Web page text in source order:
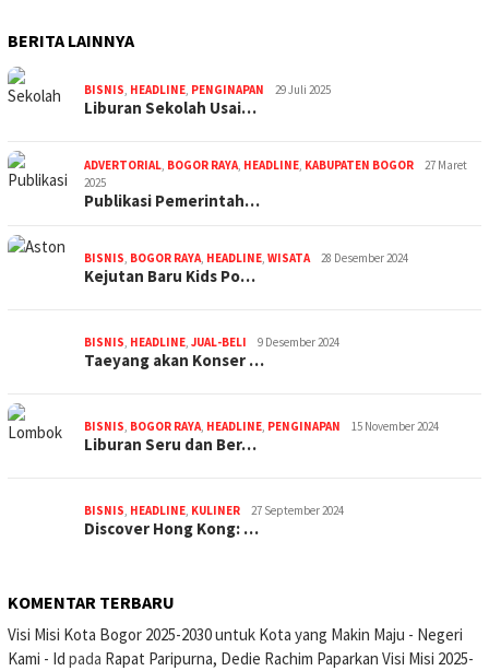
BERITA LAINNYA
BISNIS, HEADLINE, PENGINAPAN 29 Juli 2025
Liburan Sekolah Usai…
ADVERTORIAL, BOGOR RAYA, HEADLINE, KABUPATEN BOGOR
27 Maret
2025
Publikasi Pemerintah…
BISNIS, BOGOR RAYA, HEADLINE, WISATA 28 Desember 2024
Kejutan Baru Kids Po…
BISNIS, HEADLINE, JUAL-BELI 9 Desember 2024
Taeyang akan Konser …
BISNIS, BOGOR RAYA, HEADLINE, PENGINAPAN 15 November 2024
Liburan Seru dan Ber…
BISNIS, HEADLINE, KULINER 27 September 2024
Discover Hong Kong: …
KOMENTAR TERBARU
Visi Misi Kota Bogor 2025-2030 untuk Kota yang Makin Maju - Negeri
Kami - Id pada Rapat Paripurna, Dedie Rachim Paparkan Visi Misi 2025-